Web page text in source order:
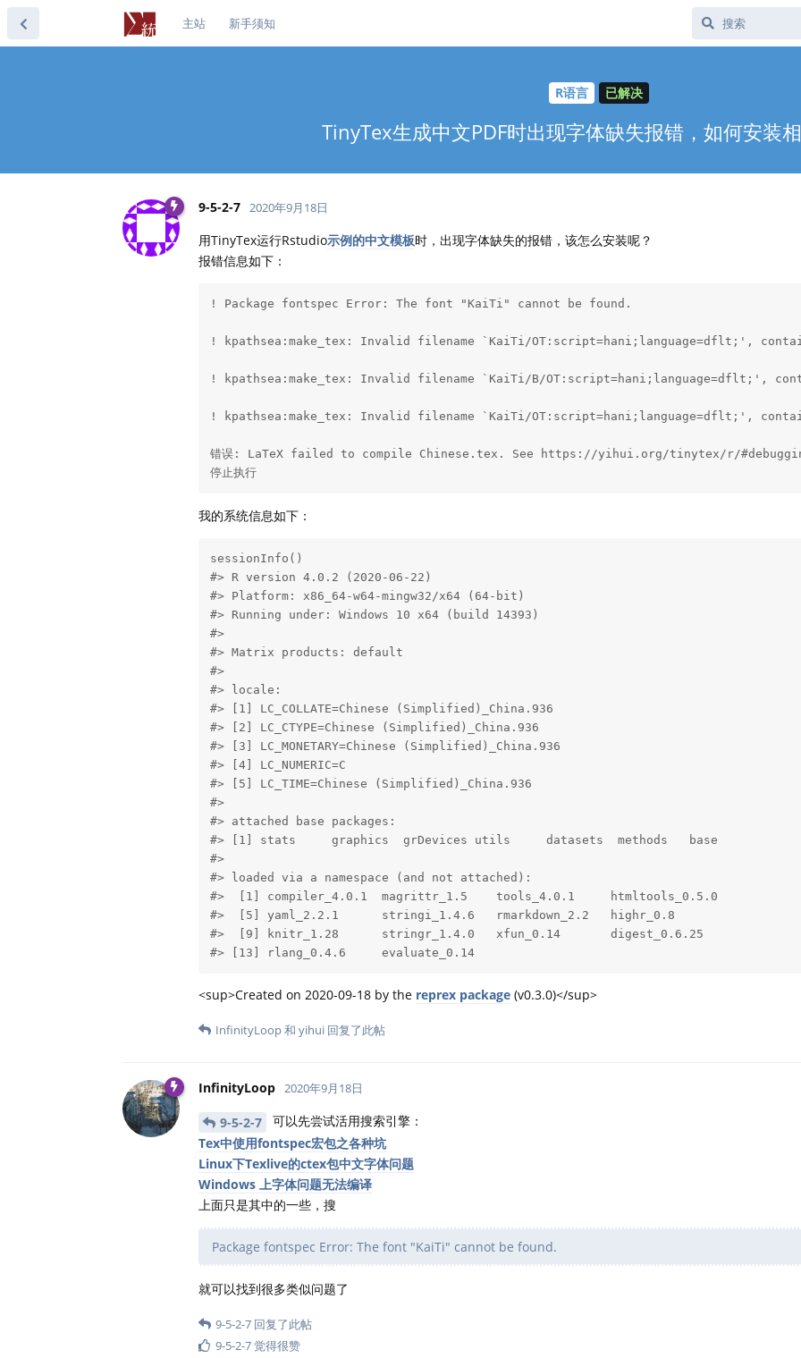
主站 新手须知
R语言 已解决
TinyTex生成中文PDF时出现字体缺失报错，如何安装
9-5-2-7 2020年9月18日
用TinyTex运行Rstudio示例的中文模板时，出现字体缺失的报错，该怎么安装呢？
报错信息如下：
! Package fontspec Error: The font "KaiTi" cannot be found.
! kpathsea:make_tex: Invalid filename `KaiTi/OT:script=hani;language=dflt;',
! kpathsea:make_tex: Invalid filename `KaiTi/B/OT:script=hani;language=dflt;',
! kpathsea:make_tex: Invalid filename `KaiTi/OT:script=hani;language=dflt;',
错误: LaTeX failed to compile Chinese.tex. See https://yihui.org/tinytex/r/
停止执行
我的系统信息如下：
sessionInfo()
#> R version 4.0.2 (2020-06-22)
#> Platform: x86_64-w64-mingw32/x64 (64-bit)
#> Running under: Windows 10 x64 (build 14393)
#>
#> Matrix products: default
#>
#> locale:
#> [1] LC_COLLATE=Chinese (Simplified)_China.936
#> [2] LC_CTYPE=Chinese (Simplified)_China.936
#> [3] LC_MONETARY=Chinese (Simplified)_China.936
#> [4] LC_NUMERIC=C
#> [5] LC_TIME=Chinese (Simplified)_China.936
#>
#> attached base packages:
#> [1] stats     graphics  grDevices utils     datasets  methods   base
#>
#> loaded via a namespace (and not attached):
#>  [1] compiler_4.0.1  magrittr_1.5    tools_4.0.1     htmltools_0.5.0
#>  [5] yaml_2.2.1      stringi_1.4.6   rmarkdown_2.2   highr_0.8
#>  [9] knitr_1.28      stringr_1.4.0   xfun_0.14       digest_0.6.25
#> [13] rlang_0.4.6     evaluate_0.14
<sup>Created on 2020-09-18 by the reprex package (v0.3.0)</sup>
InfinityLoop和 yihui 回复了此帖
InfinityLoop 2020年9月18日
9-5-2-7
可以先尝试活用搜索引擎：
Tex中使用fontspec宏包之各种坑
Linux下Texlive的ctex包中文字体问题
Windows 上字体问题无法编译
上面只是其中的一些，搜
Package fontspec Error: The font "KaiTi" cannot be found.
就可以找到很多类似问题了
9-5-2-7 回复了此帖
9-5-2-7觉得很赞